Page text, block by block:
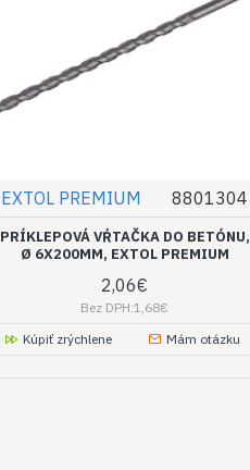
EXTOL PREMIUM 8801304
PRÍKLEPOVÁ VŔTAČKA DO BETÓNU,
Ø 6X200MM, EXTOL PREMIUM
2,06€
Bez DPH:1,68€
Kúpiť zrýchlene
Mám otázku